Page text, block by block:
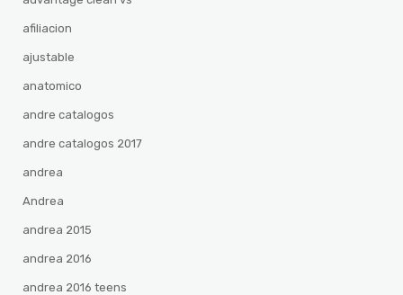
afiliacion
ajustable
anatomico
andre catalogos
andre catalogos 2017
andrea
Andrea
andrea 2015
andrea 2016
andrea 2016 teens